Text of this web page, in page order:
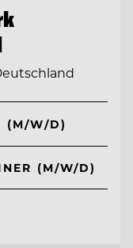
(M/W/D)
(M/W/D)